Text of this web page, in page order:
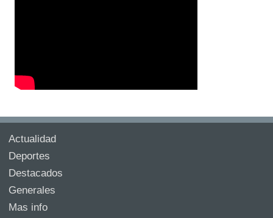
Actualidad
Deportes
Destacados
Generales
Mas info